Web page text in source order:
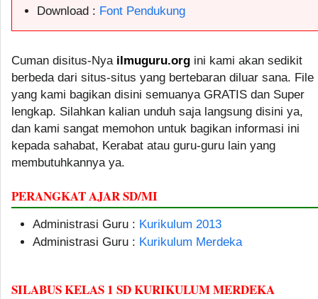
Download : Font Pendukung
Cuman disitus-Nya ilmuguru.org ini kami akan sedikit
berbeda dari situs-situs yang bertebaran diluar sana. File
yang kami bagikan disini semuanya GRATIS dan Super
lengkap. Silahkan kalian unduh saja langsung disini ya,
dan kami sangat memohon untuk bagikan informasi ini
kepada sahabat, Kerabat atau guru-guru lain yang
membutuhkannya ya.
PERANGKAT AJAR SD/MI
Administrasi Guru : Kurikulum 2013
Administrasi Guru : Kurikulum Merdeka
SILABUS KELAS 1 SD KURIKULUM MERDEKA